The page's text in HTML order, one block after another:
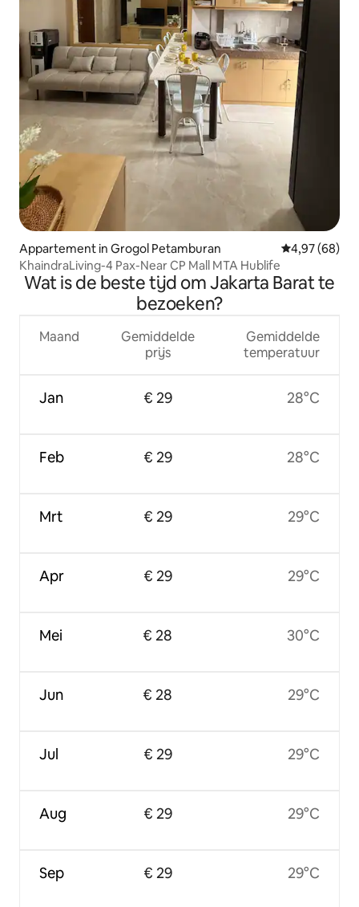
Appartement in Grogol Petamburan Gemiddelde
4,97 (68)
KhaindraLiving-4 Pax-Near CP Mall MTA Hublife
Wat is de beste tijd om Jakarta Barat te
bezoeken?
Maand
Jan
Feb
Mrt
Apr
Mei
Jun
Jul
Aug
Sep
Gemiddelde
prijs
€ 29
€ 29
€ 29
€ 29
€ 28
€ 28
€ 29
€ 29
€ 29
Gemiddelde
temperatuur
28°C
28°C
29°C
29°C
30°C
29°C
29°C
29°C
29°C